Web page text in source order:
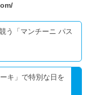
う「マンチーニ パス
キ」で特別な日を